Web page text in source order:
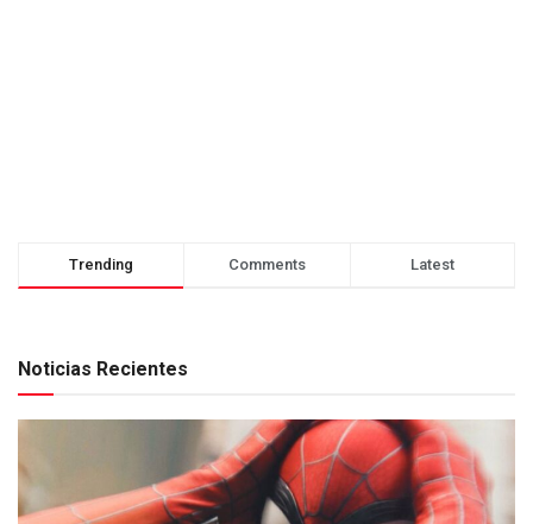
Trending Comments Latest
Noticias Recientes